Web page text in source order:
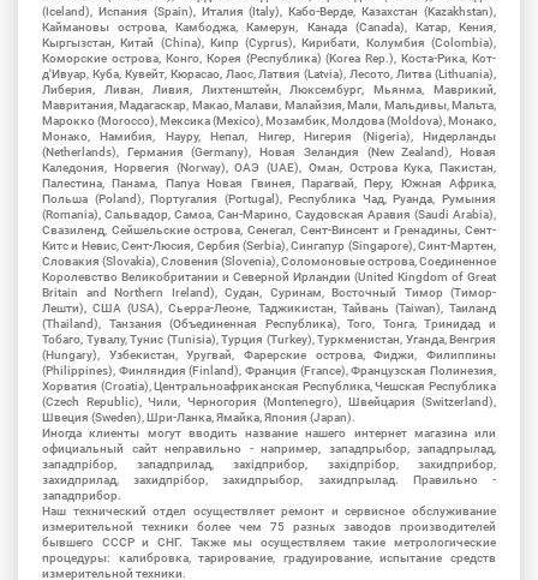
(Iceland), Испания (Spain), Италия (Italy), Кабо-Верде, Казахстан (Kazakhstan),
Каймановы острова, Камбоджа, Камерун, Канада (Canada), Катар, Кения,
Кыргызстан, Китай (China), Кипр (Cyprus), Кирибати, Колумбия (Colombia),
Коморские острова, Конго, Корея (Республика) (Korea Rep.), Коста-Рика, Кот-
д'Ивуар, Куба, Кувейт, Кюрасао, Лаос, Латвия (Latvia), Лесото, Литва (Lithuania),
Либерия, Ливан, Ливия, Лихтенштейн, Люксембург, Мьянма, Маврикий,
Мавритания, Мадагаскар, Макао, Малави, Малайзия, Мали, Мальдивы, Мальта,
Марокко (Morocco), Мексика (Mexico), Мозамбик, Молдова (Moldova), Монако,
Монако, Намибия, Науру, Непал, Нигер, Нигерия (Nigeria), Нидерланды
(Netherlands), Германия (Germany), Новая Зеландия (New Zealand), Новая
Каледония, Норвегия (Norway), ОАЭ (UAE), Оман, Острова Кука, Пакистан,
Палестина, Панама, Папуа Новая Гвинея, Парагвай, Перу, Южная Африка,
Польша (Poland), Португалия (Portugal), Республика Чад, Руанда, Румыния
(Romania), Сальвадор, Самоа, Сан-Марино, Саудовская Аравия (Saudi Arabia),
Свазиленд, Сейшельские острова, Сенегал, Сент-Винсент и Гренадины, Сент-
Китс и Невис, Сент-Люсия, Сербия (Serbia), Сингапур (Singapore), Синт-Мартен,
Словакия (Slovakia), Словения (Slovenia), Соломоновые острова, Соединенное
Королевство Великобритании и Северной Ирландии (United Kingdom of Great
Britain and Northern Ireland), Судан, Суринам, Восточный Тимор (Тимор-
Лешти), США (USA), Сьерра-Леоне, Таджикистан, Тайвань (Taiwan), Таиланд
(Thailand), Танзания (Объединенная Республика), Того, Тонга, Тринидад и
Тобаго, Тувалу, Тунис (Tunisia), Турция (Turkey), Туркменистан, Уганда, Венгрия
(Hungary), Узбекистан, Уругвай, Фарерские острова, Фиджи, Филиппины
(Philippines), Финляндия (Finland), Франция (France), Французская Полинезия,
Хорватия (Croatia), Центральноафриканская Республика, Чешская Республика
(Czech Republic), Чили, Черногория (Montenegro), Швейцария (Switzerland),
Швеция (Sweden), Шри-Ланка, Ямайка, Япония (Japan).
Иногда клиенты могут вводить название нашего интернет магазина или
официальный сайт неправильно - например, западпрыбор, западпрылад,
западпрібор, западприлад, західприбор, західпрібор, захидприбор,
захидприлад, захидпрібор, захидпрыбор, захидпрылад. Правильно -
западприбор.
Наш технический отдел осуществляет ремонт и сервисное обслуживание
измерительной техники более чем 75 разных заводов производителей
бывшего СССР и СНГ. Также мы осуществляем такие метрологические
процедуры: калибровка, тарирование, градуирование, испытание средств
измерительной техники.